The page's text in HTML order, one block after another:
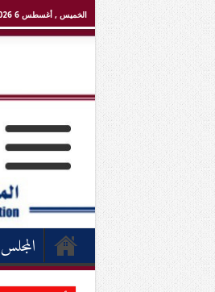
الخميس , أغسطس 6 2026
المجلس